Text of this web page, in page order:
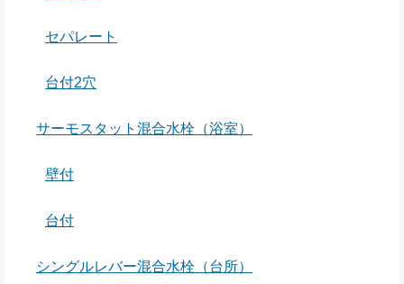
セパレート
台付2穴
サーモスタット混合水栓（浴室）
壁付
台付
シングルレバー混合水栓（台所）